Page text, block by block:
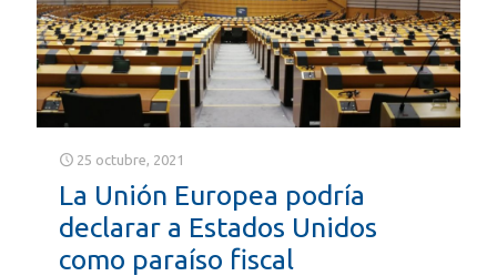
25 octubre, 2021
La Unión Europea podría
declarar a Estados Unidos
como paraíso fiscal